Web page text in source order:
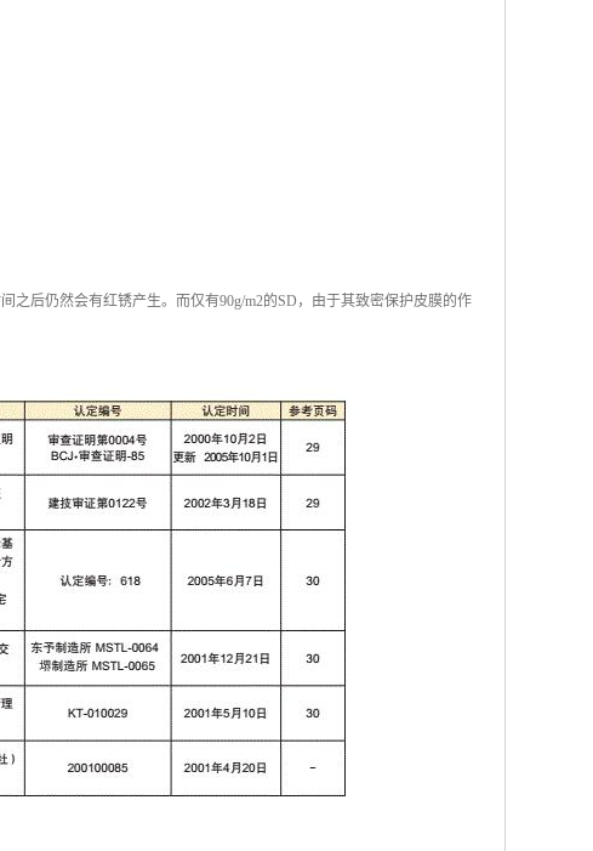
之后仍然会有红锈产生。而仅有90g/m2的SD，由于其致密保护皮膜的作